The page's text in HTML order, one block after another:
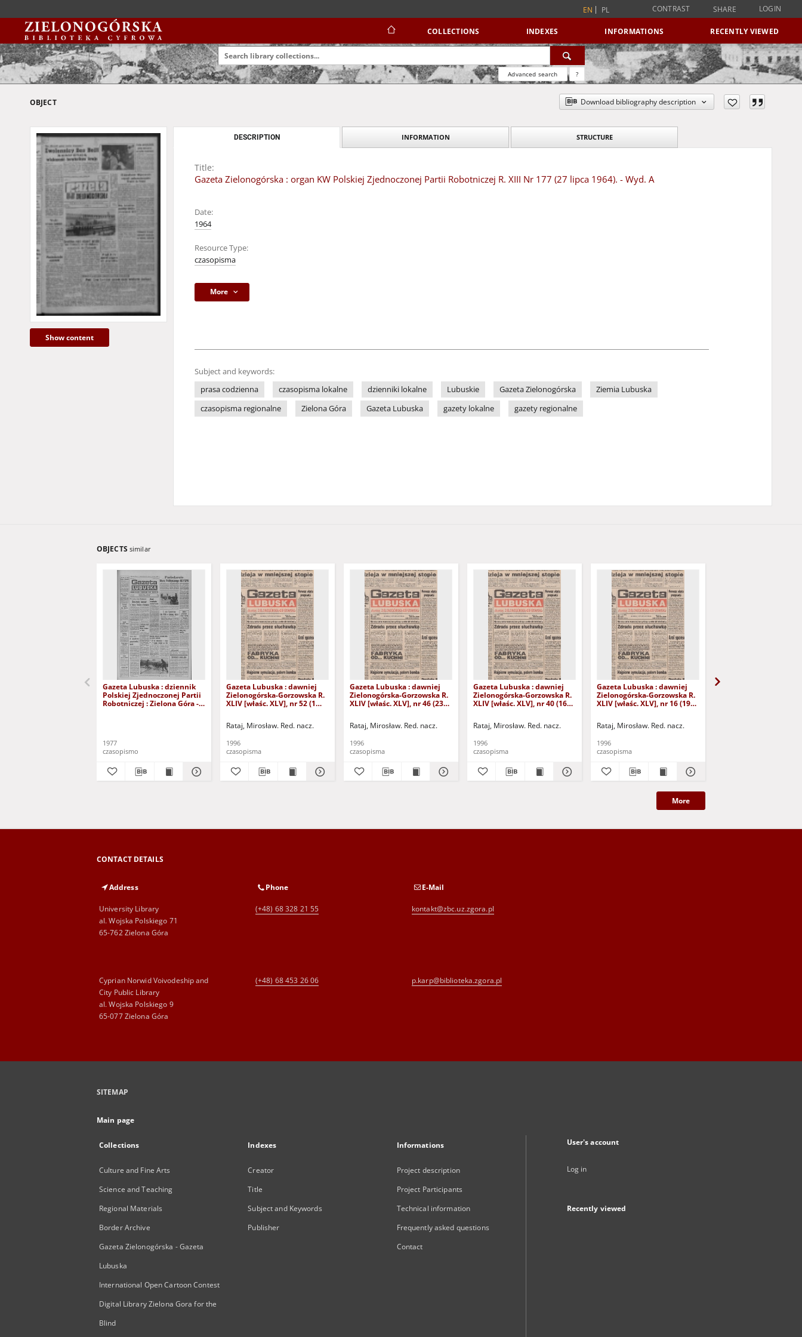
EN PL CONTRAST SHARE LOGIN
COLLECTIONS INDEXES INFORMATIONS RECENTLY VIEWED
Advanced search ?
OBJECT Download bibliography description
Show content
DESCRIPTION INFORMATION STRUCTURE
Title:
Gazeta Zielonogórska : organ KW Polskiej Zjednoczonej Partii Robotniczej R. XIII Nr 177 (27 lipca 1964). - Wyd. A
Date:
1964
Resource Type:
czasopisma
More
Subject and keywords:
prasa codzienna
czasopisma lokalne dzienniki lokalne Lubuskie Gazeta Zielonogórska
Ziemia Lubuska
czasopisma regionalne
Zielona Góra Gazeta Lubuska gazety lokalne gazety regionalne
OBJECTS similar
Gazeta Lubuska : dziennik
Polskiej Zjednoczonej Partii
Robotniczej : Zielona Góra -
1977
czasopismo
Gazeta Lubuska : dawniej
Zielonogórska-Gorzowska R.
XLIV [właśc. XLV], nr 52 (1
Rataj, Mirosław. Red. nacz.
1996
czasopisma
Gazeta Lubuska : dawniej
Zielonogórska-Gorzowska R.
XLIV [właśc. XLV], nr 46 (23
Rataj, Mirosław. Red. nacz.
1996
czasopisma
Gazeta Lubuska : dawniej
Zielonogórska-Gorzowska R.
XLIV [właśc. XLV], nr 40 (16
Rataj, Mirosław. Red. nacz.
1996
czasopisma
Gazeta Lubuska : dawniej
Zielonogórska-Gorzowska R.
XLIV [właśc. XLV], nr 16 (19
Rataj, Mirosław. Red. nacz.
1996
czasopisma
More
CONTACT DETAILS
Address
University Library
al. Wojska Polskiego 71
65-762 Zielona Góra
Phone
(+48) 68 328 21 55
E-Mail
kontakt@zbc.uz.zgora.pl
Cyprian Norwid Voivodeship and
City Public Library
al. Wojska Polskiego 9
65-077 Zielona Góra
(+48) 68 453 26 06 p.karp@biblioteka.zgora.pl
SITEMAP
Main page
Collections
Culture and Fine Arts
Science and Teaching
Regional Materials
Border Archive
Gazeta Zielonogórska - Gazeta
Lubuska
International Open Cartoon Contest
Digital Library Zielona Gora for the
Blind
Indexes
Creator
Title
Subject and Keywords
Publisher
Informations
Project description
Project Participants
Technical information
Frequently asked questions
Contact
User's account
Log in
Recently viewed